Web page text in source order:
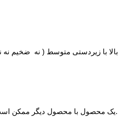
برای انتخاب سایز صرفا به کلماتی مانند 7XL اکتفا نکنید بلکه اندازه های زیر را مشاهده کنید. چراکه مثلا 7XL یک محصول با محصول دیگر ممکن است متفاوت باشد.